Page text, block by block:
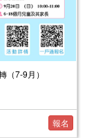
（7-9月）
報名